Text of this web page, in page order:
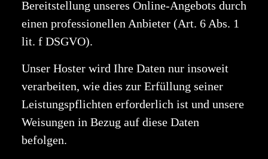
Bereitstellung unseres Online-Angebots durch
einen professionellen Anbieter (Art. 6 Abs. 1
lit. f DSGVO).
Unser Hoster wird Ihre Daten nur insoweit
verarbeiten, wie dies zur Erfüllung seiner
Leistungspflichten erforderlich ist und unsere
Weisungen in Bezug auf diese Daten
befolgen.